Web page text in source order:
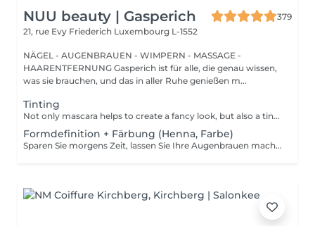
NUU beauty | Gasperich
379
21, rue Evy Friederich Luxembourg L-1552
NÄGEL - AUGENBRAUEN - WIMPERN - MASSAGE -
HAARENTFERNUNG Gasperich ist für alle, die genau wissen,
was sie brauchen, und das in aller Ruhe genießen m...
Tinting
Not only mascara helps to create a fancy look, but also a tinting of your lashes! How is the lash tinting done? - lashes are washed - eye cream is applied - the tape and patches are applied - tinting - the tape and patches are removed Age restrictions: recommended to do from 14 years. Post procedure recommendations: do not wet eyelashes 24 hours after the procedure. Frequency: once in 2-3 weeks.
Formdefinition + Färbung (Henna, Farbe)
Sparen Sie morgens Zeit, lassen Sie Ihre Augenbrauen machen! Wie wird die Formgebung und das Färben durchgeführt? - Beratung (um die perfekte Form und Farbe zu besprechen) - Vorbereitung (Augenbrauen werden gewaschen und markiert) - wachsen (Überschüssige Haare werden mit Wachs entfernt) - zupfen (Überschüssige Haare werden mit einer Pinzette entfernt) - färben (Farbe oder Henna wird aufgetragen) - Überschüssige Farbe wird entfernt - Antiseptikum und Creme werden aufgetragen Altersbeschränkungen: empfohlenes Mindestalter ab 14 Jahren. Empfehlungen nach dem Eingriff: die Augenbrauen 12 Stunden lang nicht waschen und kein Make-up auftragen. Frequenz: einmal in 3-4 Wochen.